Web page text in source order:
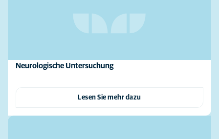
Neurologische Untersuchung
Lesen Sie mehr dazu